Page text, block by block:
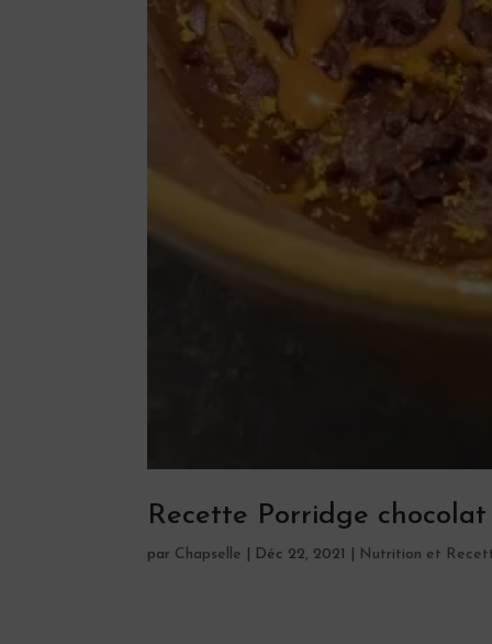
Recette Porridge
par Chapselle Déc 22, 2021 Nutrition et